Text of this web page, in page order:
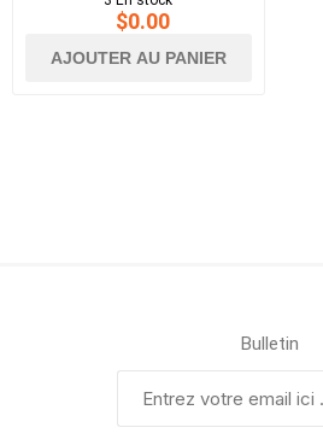
$0.00
AJOUTER AU PANIER
Bulletin